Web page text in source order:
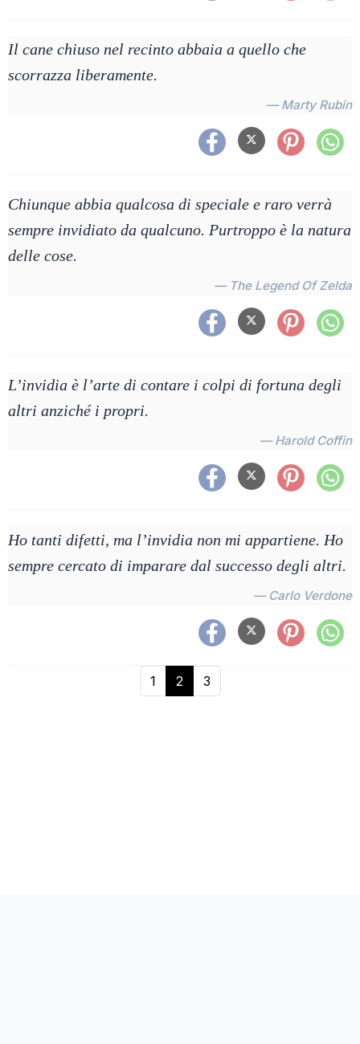
Il cane chiuso nel recinto abbaia a quello che
scorrazza liberamente.
— Marty Rubin
Chiunque abbia qualcosa di speciale e raro verrà
sempre invidiato da qualcuno. Purtroppo è la natura
delle cose.
— The Legend Of Zelda
L’invidia è l’arte di contare i colpi di fortuna degli
altri anziché i propri.
— Harold Coffin
Ho tanti difetti, ma l’invidia non mi appartiene. Ho
sempre cercato di imparare dal successo degli altri.
— Carlo Verdone
1 2 3